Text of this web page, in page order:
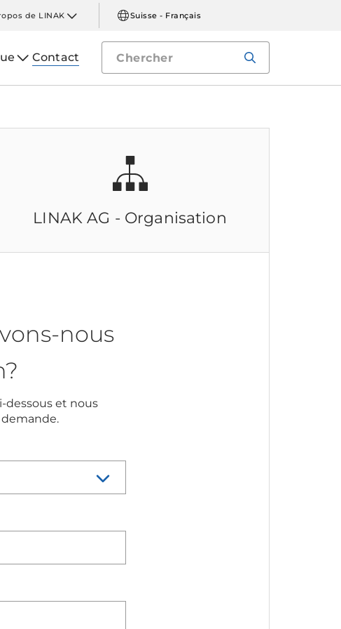
de LINAK Suisse - Français
Contact
LINAK AG - Organisation
nous
dessous et nous